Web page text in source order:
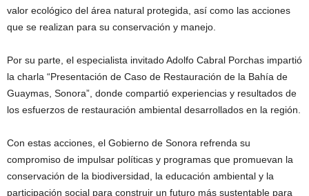
valor ecológico del área natural protegida, así como las acciones
que se realizan para su conservación y manejo.
Por su parte, el especialista invitado Adolfo Cabral Porchas impartió
la charla “Presentación de Caso de Restauración de la Bahía de
Guaymas, Sonora”, donde compartió experiencias y resultados de
los esfuerzos de restauración ambiental desarrollados en la región.
Con estas acciones, el Gobierno de Sonora refrenda su
compromiso de impulsar políticas y programas que promuevan la
conservación de la biodiversidad, la educación ambiental y la
participación social para construir un futuro más sustentable para